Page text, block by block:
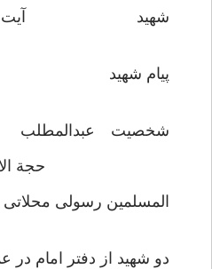
شهید آیت
پیام شهید
شخصیت
حجة
المسلمین رسولی محلاتی
دو شهید از دفتر امام در